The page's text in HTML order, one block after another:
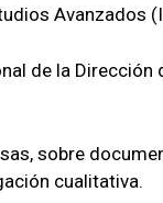
Avanzados
de la
sobre
cualitativa.